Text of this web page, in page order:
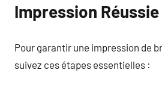
Impression Réussie
Pour garantir une impression de
suivez ces étapes essentielles :